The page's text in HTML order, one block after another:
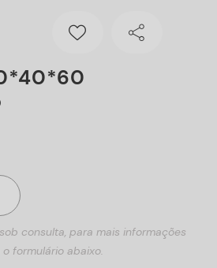
consulta, para mais informações
formulário abaixo.